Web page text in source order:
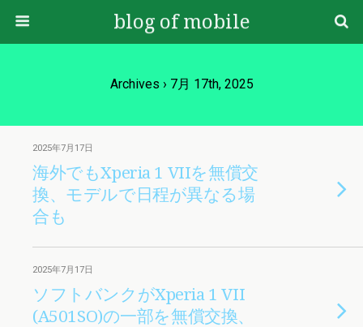
blog of mobile
Archives › 7月 17th, 2025
2025年7月17日
海外でもXperia 1 VIIを無償交
換、モデルで日程が異なる場
合も
2025年7月17日
ソフトバンクがXperia 1 VII
(A501SO)の一部を無償交換、